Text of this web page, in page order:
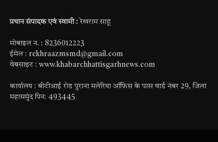
प्रधान संपादक एवं स्वामी : रेखराम साहू
मोबाइल न. : 8236012223
ईमेल : rekhraazmsmd@gmail.com
वेबसाइट : www.khabarchhattisgarhnews.com
कार्यालय : बीटीआई रोड पुराना मलेरिया ऑफिस के पास वार्ड नंबर 29, जिला
महासमुंद पिन: 493445